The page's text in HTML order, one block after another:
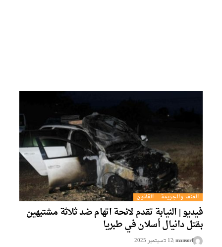
العنف والجريمة القانون
فيديو | النيابة تقدم لائحة اتهام ضد ثلاثة مشتبهين
بقتل دانيال أسلان في طبريا
mansorf 12 בسبتمبر 2025